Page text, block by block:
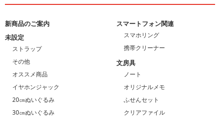
新商品のご案内
未設定
ストラップ
その他
オススメ商品
イヤホンジャック
20㎝ぬいぐるみ
30㎝ぬいぐるみ
スマートフォン関連
スマホリング
携帯クリーナー
文房具
ノート
オリジナルメモ
ふせんセット
クリアファイル